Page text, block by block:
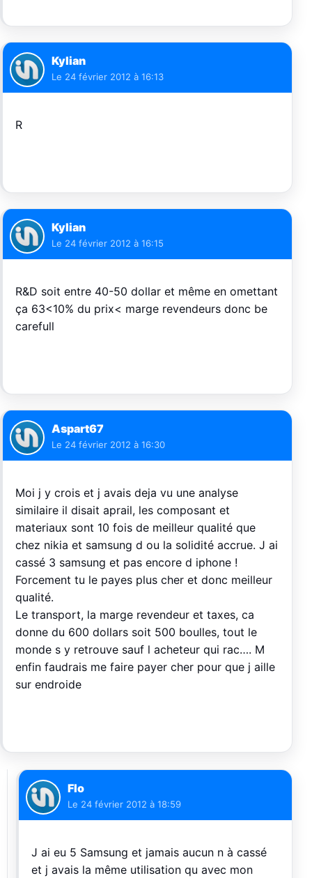
Kylian
Le 24 février 2012 à 16:13
R
Kylian
Le 24 février 2012 à 16:15
R&D soit entre 40-50 dollar et même en omettant
ça 63<10% du prix< marge revendeurs donc be
carefull
Aspart67
Le 24 février 2012 à 16:30
Moi j y crois et j avais deja vu une analyse
similaire il disait aprail, les composant et
materiaux sont 10 fois de meilleur qualité que
chez nikia et samsung d ou la solidité accrue. J ai
cassé 3 samsung et pas encore d iphone !
Forcement tu le payes plus cher et donc meilleur
qualité.
Le transport, la marge revendeur et taxes, ca
donne du 600 dollars soit 500 boulles, tout le
monde s y retrouve sauf l acheteur qui rac…. M
enfin faudrais me faire payer cher pour que j aille
sur endroide
Flo
Le 24 février 2012 à 18:59
J ai eu 5 Samsung et jamais aucun n à cassé
et j avais la même utilisation qu avec mon